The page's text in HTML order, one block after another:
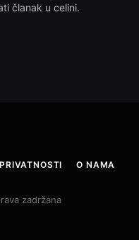
članak u celini.
O NAMA
zadržana